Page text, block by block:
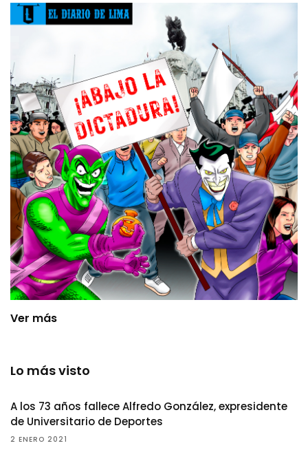
Ver más
Lo más visto
A los 73 años fallece Alfredo González, expresidente
de Universitario de Deportes
2 ENERO 2021